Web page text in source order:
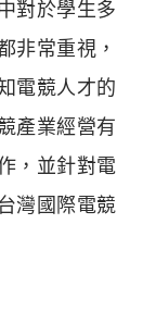
對於學生多
非常重視，
電競人才的
產業經營有
，並針對電
灣國際電競